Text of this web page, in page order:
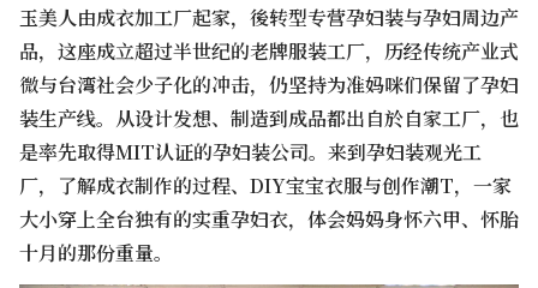
玉美人由成衣加工厂起家，後转型专营孕妇装与孕妇周边产
品，这座成立超过半世纪的老牌服装工厂，历经传统产业式
微与台湾社会少子化的冲击，仍坚持为准妈咪们保留了孕妇
装生产线。从设计发想、制造到成品都出自於自家工厂，也
是率先取得MIT认证的孕妇装公司。来到孕妇装观光工
厂，了解成衣制作的过程、DIY宝宝衣服与创作潮T，一家
大小穿上全台独有的实重孕妇衣，体会妈妈身怀六甲、怀胎
十月的那份重量。